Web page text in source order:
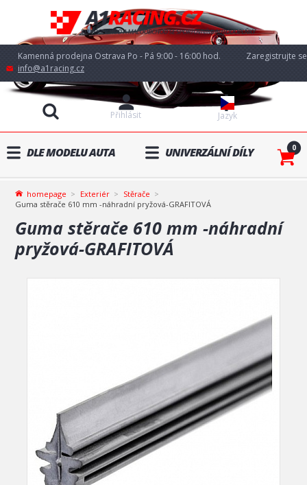
Kamenná prodejna Ostrava Po - Pá 9:00 - 16:00 hod.
info@a1racing.cz
Jazyk
Přihlásit
Zaregistrujte se
DLE MODELU AUTA UNIVERZÁLNÍ DÍLY 0
homepage Exteriér
Stěrače
Guma stěrače 610 mm -náhradní pryžová-GRAFITOVÁ
Guma stěrače 610 mm -náhradní
pryžová-GRAFITOVÁ